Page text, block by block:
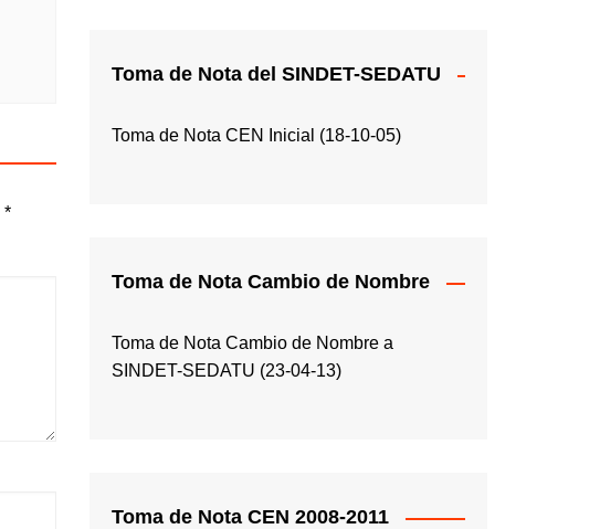
*
Toma de Nota del SINDET-SEDATU
Toma de Nota CEN Inicial (18-10-05)
Toma de Nota Cambio de Nombre
Toma de Nota Cambio de Nombre a
SINDET-SEDATU (23-04-13)
Toma de Nota CEN 2008-2011